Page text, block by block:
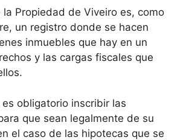
la Propiedad de Viveiro es, como
un registro donde se hacen
inmuebles que hay en un
y las cargas fiscales que
es obligatorio inscribir las
que sean legalmente de su
el caso de las hipotecas que se